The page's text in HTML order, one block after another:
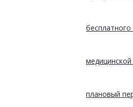
плановый